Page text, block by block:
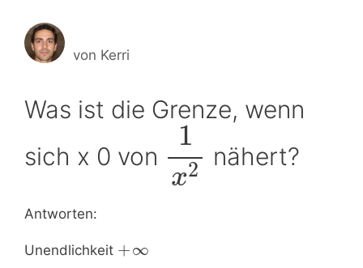
von Kerri
Was ist die Grenze, wenn
sich x 0 von
1
x2 nähert?
Antworten:
Unendlichkeit +∞